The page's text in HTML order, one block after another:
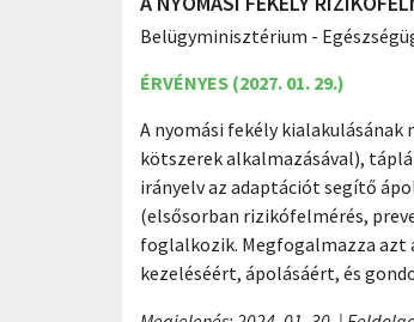
Belügyminisztérium -
ÉRVÉNYES (2027. 01. 29.)
A nyomási fekély kialakulásának
kötszerek alkalmazásával),
irányelv az adaptációt segítő
(elsősorban rizikófelmérés,
foglalkozik. Megfogalmazza azt
kezeléséért, ápolásáért, és